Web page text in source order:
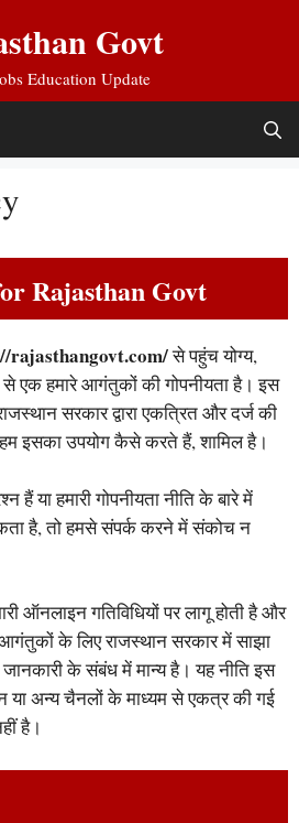
Govt
Education Update
Rajasthan Govt
rajasthangovt.com/से पहुंच योग्य,
से एक हमारे आगंतुकों की गोपनीयता है। इस
सरकार द्वारा एकत्रित और दर्ज की
इसका उपयोग कैसे करते हैं, शामिल है।
हैं या हमारी गोपनीयता नीति के बारे में
है, तो हमसे संपर्क करने में संकोच न
ऑनलाइन गतिविधियों पर लागू होती है और
के लिए राजस्थान सरकार में साझा
के संबंध में मान्य है। यह नीति इस
अन्य चैनलों के माध्यम से एकत्र की गई
है।